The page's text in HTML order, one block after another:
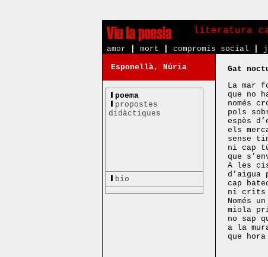
literatura
amor
mort compromís social
Esponellà, Núria
poema
propostes
didàctiques
bio
Gat
La mar
que no
només
pols
espès
els
sense
ni cap
que
A les
d’aigua
cap
ni crits
Només
miola
no sap
a la
que